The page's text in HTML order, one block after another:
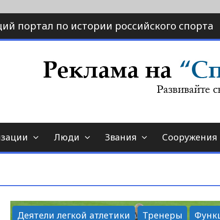
портал по истории российского спорта
страна.ру
по истории спорта
Люди Звания Сооружения
Деятели легкой атлетики Тренеры